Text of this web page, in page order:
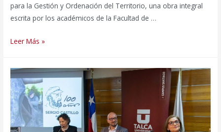
para la Gestión y Ordenación del Territorio, una obra integral
escrita por los académicos de la Facultad de …
Editorial
Talca
presenta
publicación
clave
para
Leer Más »